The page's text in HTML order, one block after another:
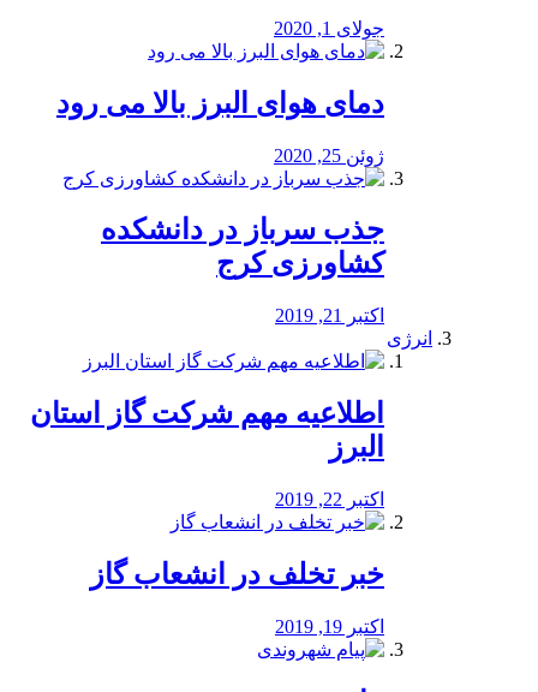
جولای 1, 2020
دمای هوای البرز بالا می رود
ژوئن 25, 2020
جذب سرباز در دانشکده
کشاورزی کرج
اکتبر 21, 2019
انرژی
️اطلاعیه مهم شرکت گاز استان
البرز
اکتبر 22, 2019
خبر تخلف در انشعاب گاز
اکتبر 19, 2019